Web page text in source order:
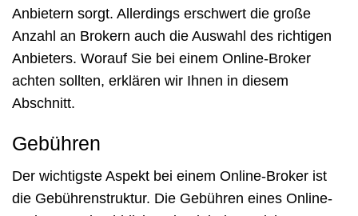
Anbietern sorgt. Allerdings erschwert die große
Anzahl an Brokern auch die Auswahl des richtigen
Anbieters. Worauf Sie bei einem Online-Broker
achten sollten, erklären wir Ihnen in diesem
Abschnitt.
Gebühren
Der wichtigste Aspekt bei einem Online-Broker ist
die Gebührenstruktur. Die Gebühren eines Online-